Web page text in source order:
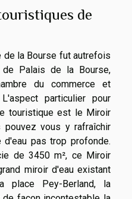
de
de la Bourse fut autrefois
Palais de la Bourse,
du commerce et
particulier pour
touristique est le Miroir
pouvez vous y rafraîchir
pas trop profonde.
de 3450 m², ce Miroir
miroir d'eau existant
place Pey-Berland, la